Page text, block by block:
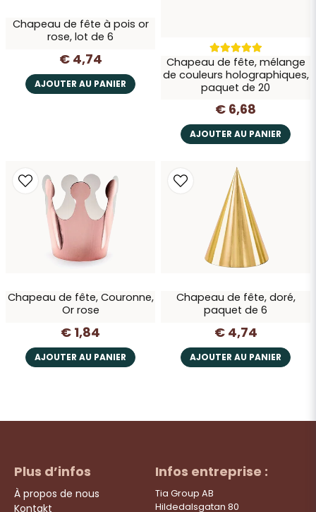
Chapeau de fête à pois or
rose, lot de 6
€ 4,74
AJOUTER AU PANIER
Chapeau de fête, mélange
de couleurs holographiques,
paquet de 20
€ 6,68
AJOUTER AU PANIER
Chapeau de fête, Couronne,
Or rose
€ 1,84
AJOUTER AU PANIER
Chapeau de fête, doré,
paquet de 6
€ 4,74
AJOUTER AU PANIER
Plus d’infos
À propos de nous
Kontakt
Infos entreprise :
Tia Group AB
Hildedalsgatan 80